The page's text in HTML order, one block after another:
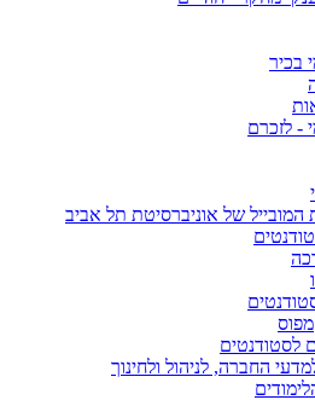
בכיר
- לזכרם
המובייל של אוניברסיטת תל אביב
לסטודנטים
החברה, לניהול ולחינוך